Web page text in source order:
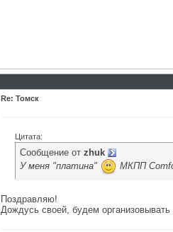
Re: Томск
Цитата:
Сообщение от zhuk
У меня "платина"
МКПП
Поздравляю!
Дождусь своей, будем организовывать